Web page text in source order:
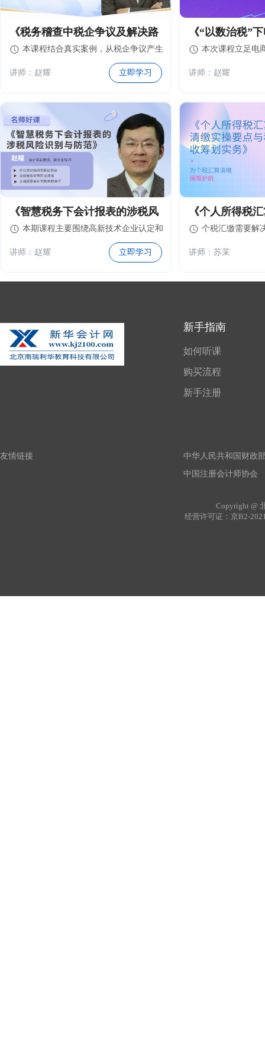
有力支持。
《税务稽查中税企争议及解决路
径》本课程结合真实案例，从税企争议产生
的成因、税企争议的解决思路及技巧作
为出发点，为纳税人在面临涉税争议时
划策，帮助企业运用各种维权方法、实
现“反败为胜”，助力企业股东实现“税后
财富最大化”目标。
讲师：赵耀 立即学习
《“以数治税”
项涉税风险与
本次课程立足电
有哪些常见涉税
讲师：赵耀
《智慧税务下会计报表的涉税风
险识别与防范》
本期课程主要围绕高新技术企业认定和
研发费用加计扣除等税收优惠政策遇到
的重点问题进行讲解，解决享受税收优
达标”三大目标，最大限度利用好用足研
发税收优惠政策！
讲师：赵耀 立即学习
《个人所得税
与税收筹划实
个税汇缴需要解
布的个人所得税
汇缴合规保驾护
讲师：苏茉
新手指南
如何听课
购买流程
新手注册
友情链接
中华人民共和国财政
中国注册会计师协会
Copyright @
经营许可证：京B2-